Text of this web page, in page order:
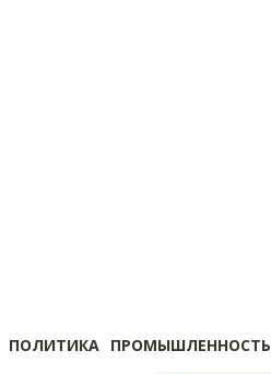
ПОЛИТИКА ПРОМЫШЛЕННОСТЬ